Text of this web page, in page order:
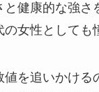
健康的な強さ
女性としても
値を追いかける